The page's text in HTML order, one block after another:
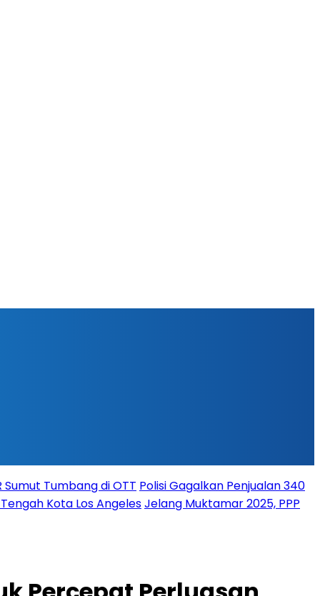
Sumut Tumbang di OTT Polisi Gagalkan Penjualan 340
Kota Los AngelesJelang Muktamar 2025, PPP